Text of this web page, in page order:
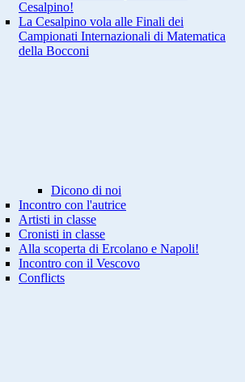
Cesalpino!
La Cesalpino vola alle Finali dei
Campionati Internazionali di Matematica
della Bocconi
Dicono di noi
Incontro con l'autrice
Artisti in classe
Cronisti in classe
Alla scoperta di Ercolano e Napoli!
Incontro con il Vescovo
Conflicts